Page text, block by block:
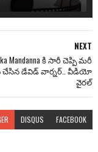
NEXT
Mandanna కి సారీ చెప్పి మరీ
చేసిన డేవిడ్ వార్నర్.. వీడియో
వైరల్
DISQUS FACEBOOK